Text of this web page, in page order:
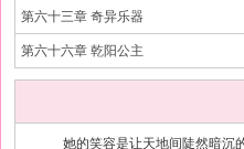
第六十三章 奇异乐器
第六十六章 乾阳公主
她的笑容是让天地间陡然暗沉的